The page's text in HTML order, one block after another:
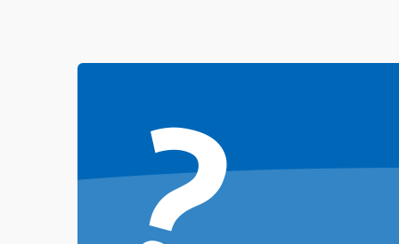
Система охлаждения